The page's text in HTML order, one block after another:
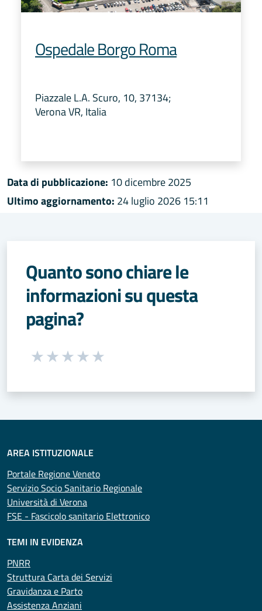
Ospedale Borgo Roma
Piazzale L.A. Scuro, 10, 37134;
Verona VR, Italia
Data di pubblicazione: 10 dicembre 2025
Ultimo aggiornamento: 24 luglio 2026 15:11
Quanto sono chiare le
informazioni su questa
pagina?
Seleziona una valutazione da 1 a 5 stelle
AREA ISTITUZIONALE
Portale Regione Veneto
Servizio Socio Sanitario Regionale
Università di Verona
FSE - Fascicolo sanitario Elettronico
TEMI IN EVIDENZA
PNRR
Struttura Carta dei Servizi
Gravidanza e Parto
Assistenza Anziani